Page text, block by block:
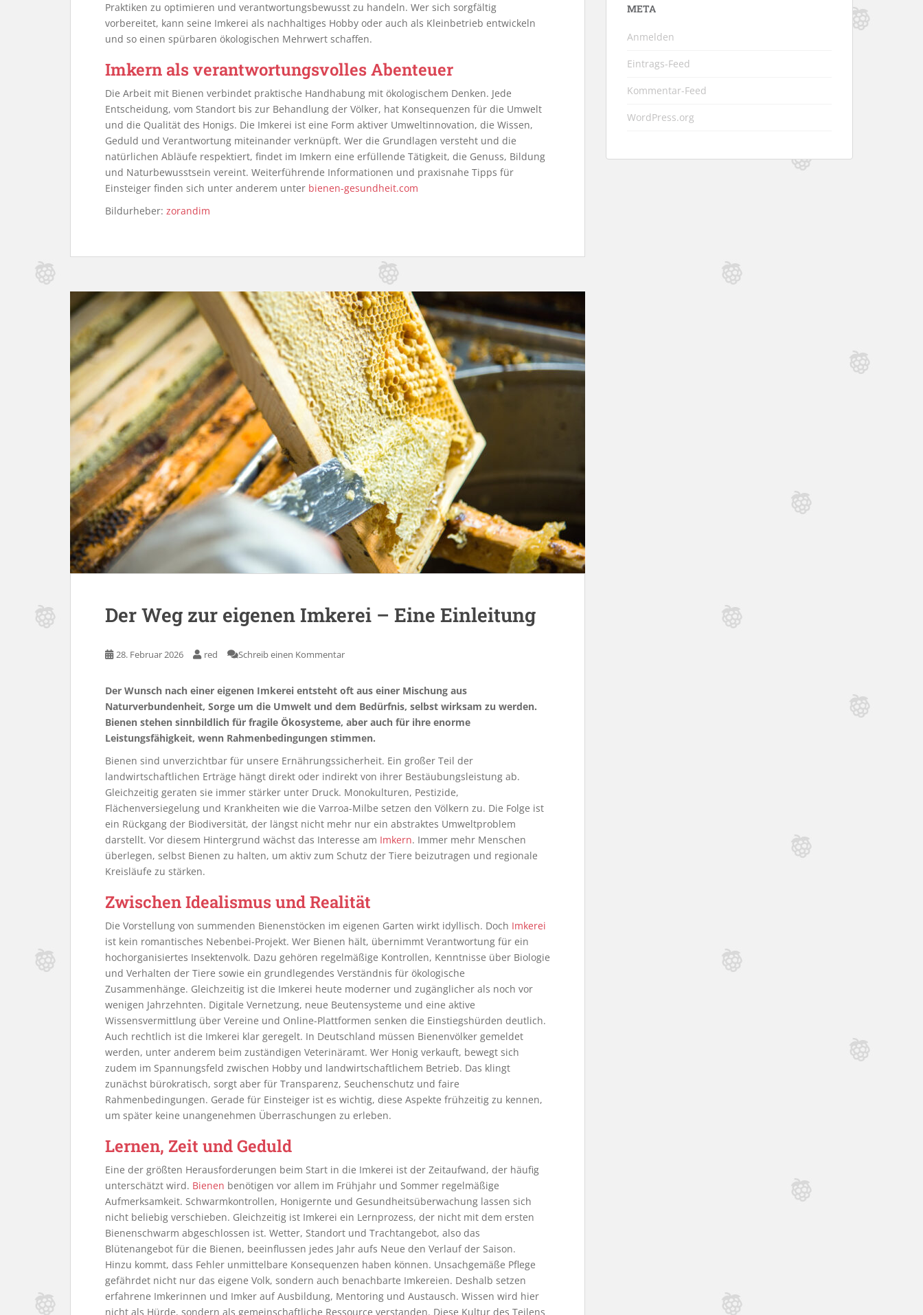
Praktiken zu optimieren und verantwortungsbewusst zu handeln. Wer sich sorgfältig
vorbereitet, kann seine Imkerei als nachhaltiges Hobby oder auch als Kleinbetrieb entwickeln
und so einen spürbaren ökologischen Mehrwert schaffen.
Imkern als verantwortungsvolles Abenteuer
Die Arbeit mit Bienen verbindet praktische Handhabung mit ökologischem Denken. Jede
Entscheidung, vom Standort bis zur Behandlung der Völker, hat Konsequenzen für die Umwelt
und die Qualität des Honigs. Die Imkerei ist eine Form aktiver Umweltinnovation, die Wissen,
Geduld und Verantwortung miteinander verknüpft. Wer die Grundlagen versteht und die
natürlichen Abläufe respektiert, findet im Imkern eine erfüllende Tätigkeit, die Genuss, Bildung
und Naturbewusstsein vereint. Weiterführende Informationen und praxisnahe Tipps für
Einsteiger finden sich unter anderem unter bienen-gesundheit.com
Bildurheber: zorandim
Der Weg zur eigenen Imkerei – Eine Einleitung
28. Februar 2026 red Schreib einen Kommentar
Der Wunsch nach einer eigenen Imkerei entsteht oft aus einer Mischung aus
Naturverbundenheit, Sorge um die Umwelt und dem Bedürfnis, selbst wirksam zu werden.
Bienen stehen sinnbildlich für fragile Ökosysteme, aber auch für ihre enorme
Leistungsfähigkeit, wenn Rahmenbedingungen stimmen.
Bienen sind unverzichtbar für unsere Ernährungssicherheit. Ein großer Teil der
landwirtschaftlichen Erträge hängt direkt oder indirekt von ihrer Bestäubungsleistung ab.
Gleichzeitig geraten sie immer stärker unter Druck. Monokulturen, Pestizide,
Flächenversiegelung und Krankheiten wie die Varroa-Milbe setzen den Völkern zu. Die Folge ist
ein Rückgang der Biodiversität, der längst nicht mehr nur ein abstraktes Umweltproblem
darstellt. Vor diesem Hintergrund wächst das Interesse am Imkern. Immer mehr Menschen
überlegen, selbst Bienen zu halten, um aktiv zum Schutz der Tiere beizutragen und regionale
Kreisläufe zu stärken.
Zwischen Idealismus und Realität
Die Vorstellung von summenden Bienenstöcken im eigenen Garten wirkt idyllisch. Doch Imkerei
ist kein romantisches Nebenbei-Projekt. Wer Bienen hält, übernimmt Verantwortung für ein
hochorganisiertes Insektenvolk. Dazu gehören regelmäßige Kontrollen, Kenntnisse über Biologie
und Verhalten der Tiere sowie ein grundlegendes Verständnis für ökologische
Zusammenhänge. Gleichzeitig ist die Imkerei heute moderner und zugänglicher als noch vor
wenigen Jahrzehnten. Digitale Vernetzung, neue Beutensysteme und eine aktive
Wissensvermittlung über Vereine und Online-Plattformen senken die Einstiegshürden deutlich.
Auch rechtlich ist die Imkerei klar geregelt. In Deutschland müssen Bienenvölker gemeldet
werden, unter anderem beim zuständigen Veterinäramt. Wer Honig verkauft, bewegt sich
zudem im Spannungsfeld zwischen Hobby und landwirtschaftlichem Betrieb. Das klingt
zunächst bürokratisch, sorgt aber für Transparenz, Seuchenschutz und faire
Rahmenbedingungen. Gerade für Einsteiger ist es wichtig, diese Aspekte frühzeitig zu kennen,
um später keine unangenehmen Überraschungen zu erleben.
Lernen, Zeit und Geduld
Eine der größten Herausforderungen beim Start in die Imkerei ist der Zeitaufwand, der häufig
unterschätzt wird. Bienen benötigen vor allem im Frühjahr und Sommer regelmäßige
Aufmerksamkeit. Schwarmkontrollen, Honigernte und Gesundheitsüberwachung lassen sich
nicht beliebig verschieben. Gleichzeitig ist Imkerei ein Lernprozess, der nicht mit dem ersten
Bienenschwarm abgeschlossen ist. Wetter, Standort und Trachtangebot, also das
Blütenangebot für die Bienen, beeinflussen jedes Jahr aufs Neue den Verlauf der Saison.
Hinzu kommt, dass Fehler unmittelbare Konsequenzen haben können. Unsachgemäße Pflege
gefährdet nicht nur das eigene Volk, sondern auch benachbarte Imkereien. Deshalb setzen
erfahrene Imkerinnen und Imker auf Ausbildung, Mentoring und Austausch. Wissen wird hier
nicht als Hürde, sondern als gemeinschaftliche Ressource verstanden. Diese Kultur des Teilens
META
Anmelden
Eintrags-Feed
Kommentar-Feed
WordPress.org